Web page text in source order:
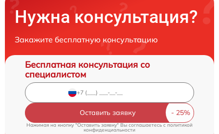
Нужна консультация?
Закажите бесплатную консультацию
Бесплатная консультация со
специалистом
Оставить заявку
Нажимая на кнопку "Оставить заявку" Вы соглашаетесь cполитикой
конфиденциальности